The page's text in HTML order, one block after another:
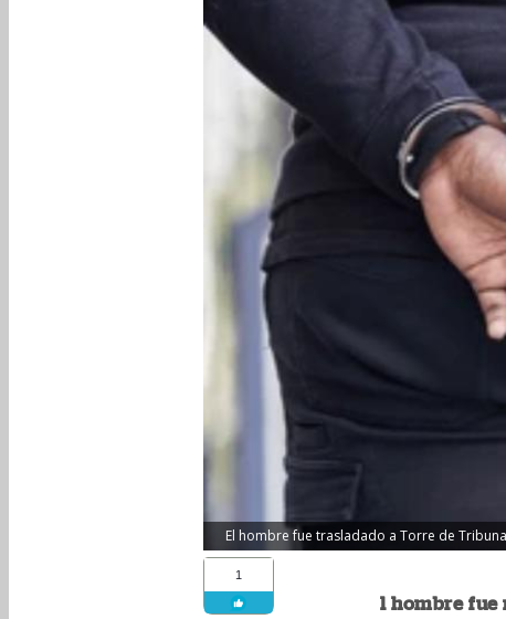
El hombre fue trasladado a Torre de
1
l hombre fue